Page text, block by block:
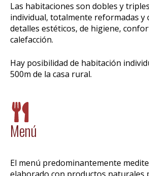
Las habitaciones son dobles y
individual, totalmente reformadas y
detalles estéticos, de higiene,
calefacción.
Hay posibilidad de habitación
500m de la casa rural.
Menú
El menú predominantemente